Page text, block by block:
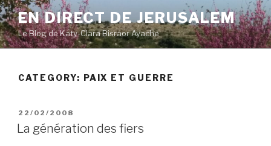
Skip
to
content
EN DIRECT DE JERUSALEM
Le Blog de Katy-Clara Bisraor Ayache
CATEGORY: PAIX ET GUERRE
POSTED
ON
22/02/2008
La génération des fiers